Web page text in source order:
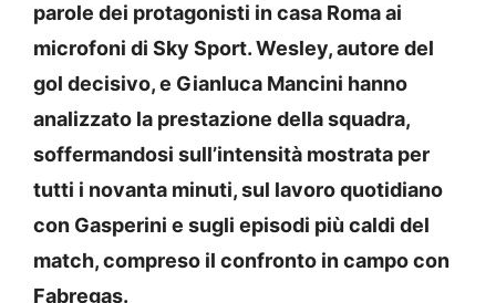
parole dei protagonisti in casa Roma ai
microfoni di Sky Sport. Wesley, autore del
gol decisivo, e Gianluca Mancini hanno
analizzato la prestazione della squadra,
soffermandosi sull’intensità mostrata per
tutti i novanta minuti, sul lavoro quotidiano
con Gasperini e sugli episodi più caldi del
match, compreso il confronto in campo con
Fabregas.